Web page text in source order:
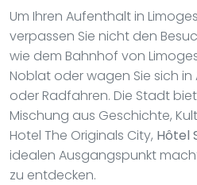
Um Ihren Aufenthalt in
verpassen Sie nicht den
wie dem Bahnhof von
Noblat oder wagen Sie sich
oder Radfahren. Die Stadt
Mischung aus Geschichte,
Hotel The Originals City, Hôtel
idealen Ausgangspunkt
zu entdecken.